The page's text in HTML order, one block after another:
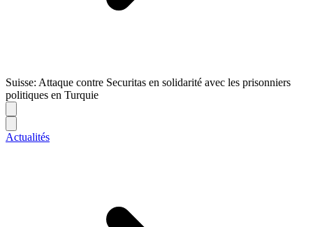
Suisse: Attaque contre Securitas en solidarité avec les prisonniers
politiques en Turquie
Actualités